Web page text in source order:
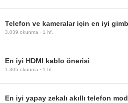
Telefon ve kameralar için en iyi
3.039 okunma · 1 hf.
En iyi HDMI kablo önerisi
1.305 okunma · 1 hf.
En iyi yapay zekalı akıllı telefon